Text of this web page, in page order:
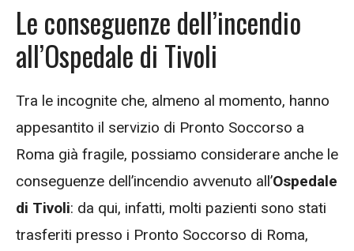
Le conseguenze dell’incendio
all’Ospedale di Tivoli
Tra le incognite che, almeno al momento, hanno
appesantito il servizio di Pronto Soccorso a
Roma già fragile, possiamo considerare anche le
conseguenze dell’incendio avvenuto all’Ospedale
di Tivoli: da qui, infatti, molti pazienti sono stati
trasferiti presso i Pronto Soccorso di Roma,